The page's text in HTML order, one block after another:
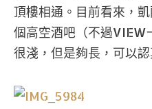
頂樓相通。目前看來，
個高空酒吧（不過VIEW
很淺，但是夠長，可以認